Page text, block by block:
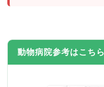
動物病院参考はこちら